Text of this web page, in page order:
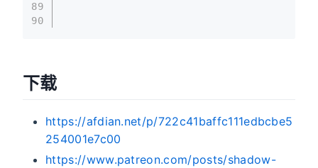
89
90
下载
https://afdian.net/p/722c41baffc111edbcbe5
254001e7c00
https://www.patreon.com/posts/shadow-